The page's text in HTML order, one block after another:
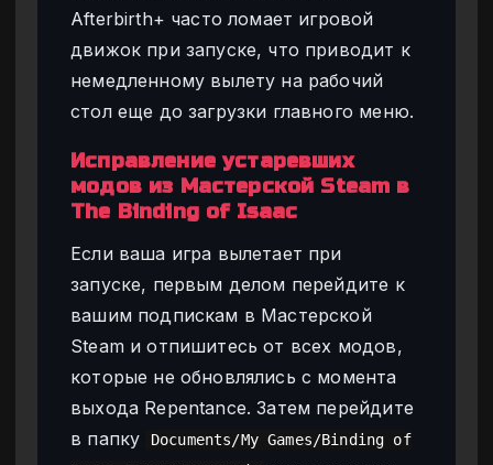
Afterbirth+ часто ломает игровой
движок при запуске, что приводит к
немедленному вылету на рабочий
стол еще до загрузки главного меню.
Исправление устаревших
модов из Мастерской Steam в
The Binding of Isaac
Если ваша игра вылетает при
запуске, первым делом перейдите к
вашим подпискам в Мастерской
Steam и отпишитесь от всех модов,
которые не обновлялись с момента
выхода Repentance. Затем перейдите
в папку
Documents/My Games/Binding of